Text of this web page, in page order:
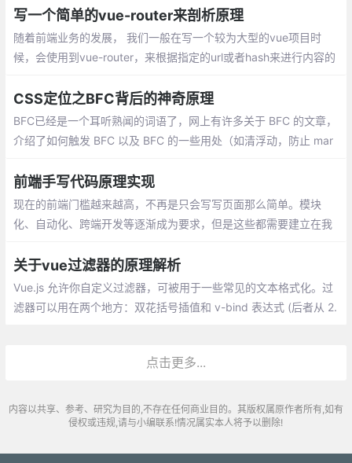
写一个简单的vue-router来剖析原理
随着前端业务的发展， 我们一般在写一个较为大型的vue项目时
候，会使用到vue-router，来根据指定的url或者hash来进行内容的
够减少像服务器发送的请求
CSS定位之BFC背后的神奇原理
BFC已经是一个耳听熟闻的词语了，网上有许多关于 BFC 的文章，
介绍了如何触发 BFC 以及 BFC 的一些用处（如清浮动，防止 mar
渲染区域，只有Block-level box参与
前端手写代码原理实现
现在的前端门槛越来越高，不再是只会写写页面那么简单。模块
化、自动化、跨端开发等逐渐成为要求，但是这些都需要建立在我
快速适应市场的变化。下面介绍一些常用的源码实现
关于vue过滤器的原理解析
Vue.js 允许你自定义过滤器，可被用于一些常见的文本格式化。过
滤器可以用在两个地方：双花括号插值和 v-bind 表达式 (后者从 2.
点击更多...
内容以共享、参考、研究为目的,不存在任何商业目的。其版权属原作者所有,如有
侵权或违规,请与小编联系!情况属实本人将予以删除!